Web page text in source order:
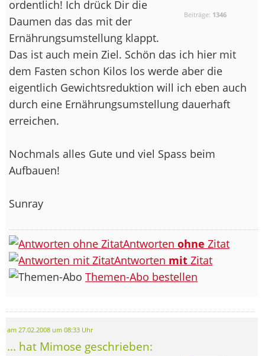
Beiträge: 1346
ordentlich! Ich drück Dir die
Daumen das das mit der
Ernährungsumstellung klappt.
Das ist auch mein Ziel. Schön das ich hier mit
dem Fasten schon Kilos los werde aber die
eigentlich Gewichtsreduktion will ich eben auch
durch eine Ernährungsumstellung dauerhaft
erreichen.
Nochmals alles Gute und viel Spass beim
Aufbauen!
Sunray
Antworten ohne Zitat
Antworten mit Zitat
Themen-Abo bestellen
am 27.02.2008 um 08:33 Uhr
... hat Mimose geschrieben: